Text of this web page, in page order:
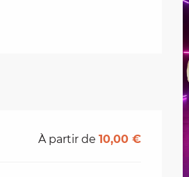
À partir de10,00 €